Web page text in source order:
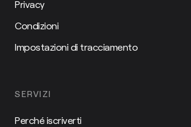
Privacy
Condizioni
Impostazioni di tracciamento
SERVIZI
Perché iscriverti